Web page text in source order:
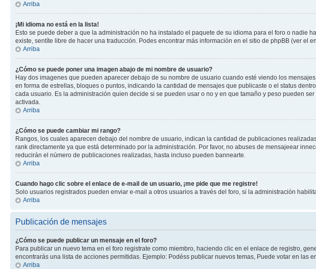
Arriba
¡Mi idioma no está en la lista!
Esto se puede deber a que la administración no ha instalado el paquete de su idioma para el foro o
existe, sentíte libre de hacer una traducción. Podes encontrar más información en el sitio de phpBB (ver el
Arriba
¿Cómo se puede poner una imagen abajo de mi nombre de usuario?
Hay dos imagenes que pueden aparecer debajo de su nombre de usuario cuando esté viendo los
en forma de estrellas, bloques o puntos, indicando la cantidad de mensajes que publicaste o el status
cada usuario. Es la administración quien decide si se pueden usar o no y en que tamaño y peso pueden
activada.
Arriba
¿Cómo se puede cambiar mi rango?
Rangos, los cuales aparecen debajo del nombre de usuario, indican la cantidad de publicaciones
rank directamente ya que está determinado por la administración. Por favor, no abuses de mensajeear
reducirán el número de publicaciones realizadas, hasta incluso pueden bannearte.
Arriba
Cuando hago clic sobre el enlace de e-mail de un usuario, ¡me pide que me registre!
Solo usuarios registrados pueden enviar e-mail a otros usuarios a través del foro, si la administración
Arriba
Publicación de mensajes
¿Cómo se puede publicar un mensaje en el foro?
Para publicar un nuevo tema en el foro registrate como miembro, haciendo clic en el enlace de registro,
encontrarás una lista de acciones permitidas. Ejemplo: Podéss publicar nuevos temas, Puede votar en las
Arriba